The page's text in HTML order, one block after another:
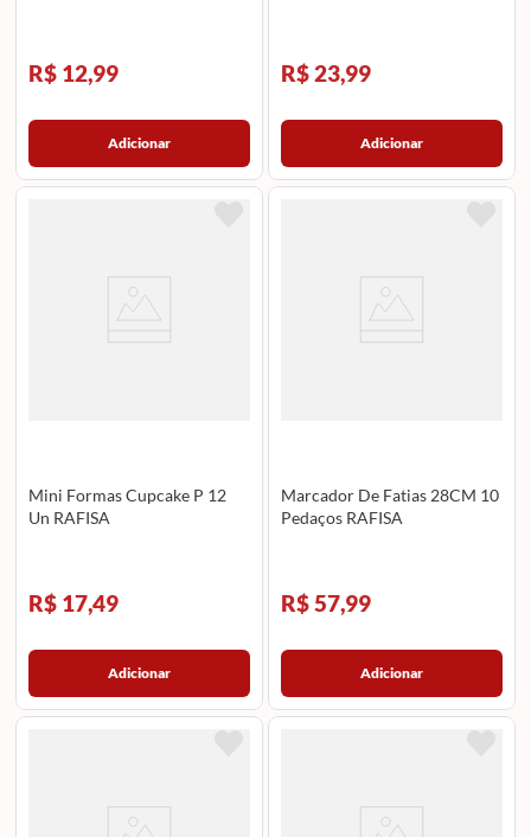
R$ 12,99
Adicionar
R$ 23,99
Adicionar
Mini Formas Cupcake P 12
Un RAFISA
R$ 17,49
Adicionar
Marcador De Fatias 28CM 10
Pedaços RAFISA
R$ 57,99
Adicionar